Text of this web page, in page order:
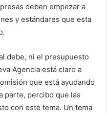
deben empezar a
y estándares que esta
debe, ni el presupuesto
Agencia está claro a
que está ayudando
parte, percibo que las
con este tema. Un tema